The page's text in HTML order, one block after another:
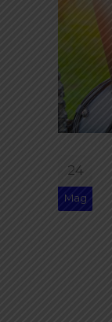
24
Mag